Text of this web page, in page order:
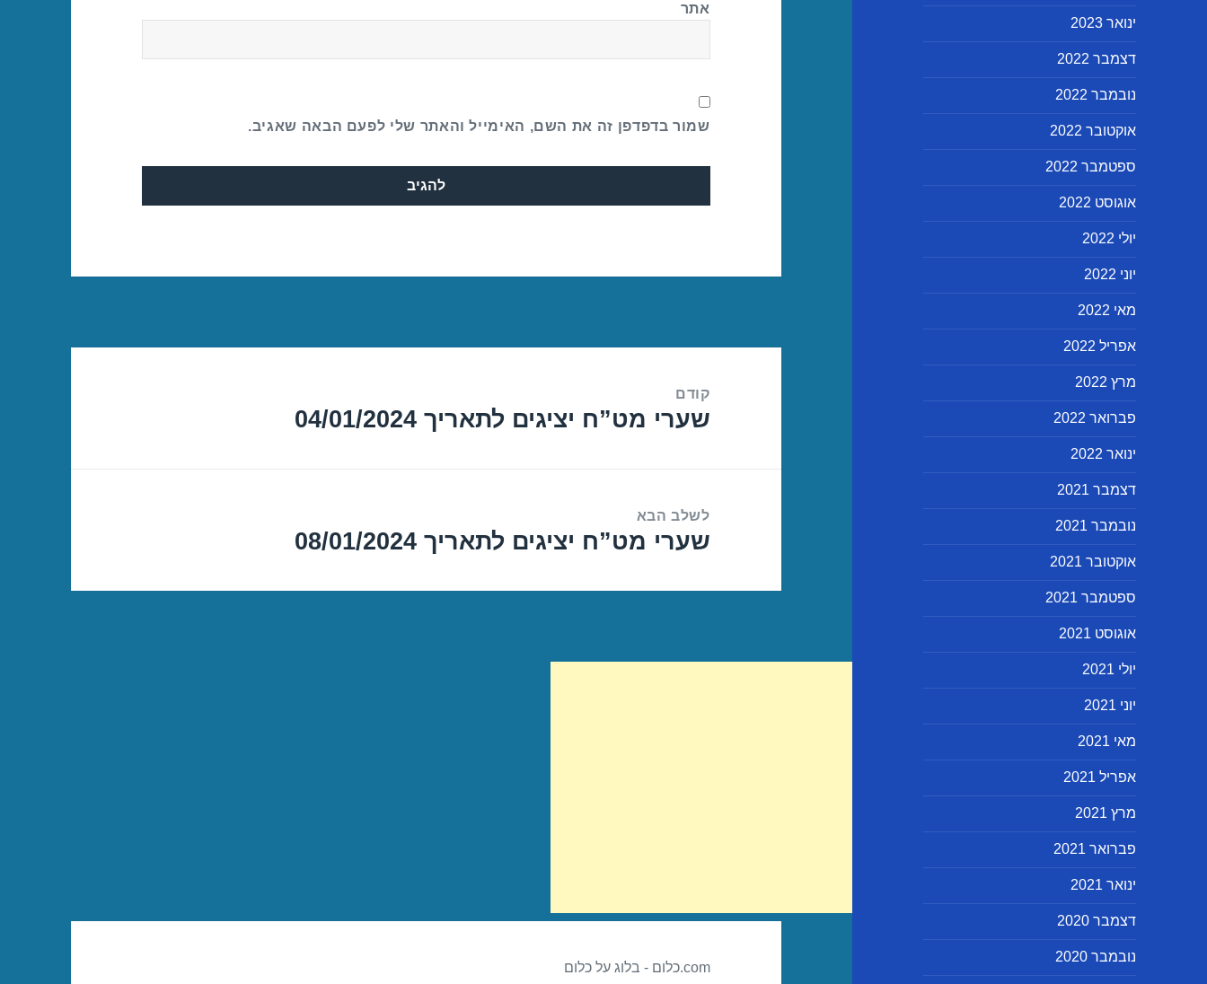
ינואר 2023
דצמבר 2022
נובמבר 2022
אוקטובר 2022
ספטמבר 2022
אוגוסט 2022
יולי 2022
יוני 2022
מאי 2022
אפריל 2022
מרץ 2022
פברואר 2022
ינואר 2022
דצמבר 2021
נובמבר 2021
אוקטובר 2021
ספטמבר 2021
אוגוסט 2021
יולי 2021
יוני 2021
מאי 2021
אפריל 2021
מרץ 2021
פברואר 2021
ינואר 2021
דצמבר 2020
נובמבר 2020
אתר
שמור בדפדפן זה את השם, האימייל והאתר שלי לפעם הבאה שאגיב.
קודם
הפוסט
שערי מט”ח יציגים לתאריך 04/01/2024
לשלב הבא
הפוסט
שערי מט”ח יציגים לתאריך 08/01/2024
com.כלום - בלוג על כלום